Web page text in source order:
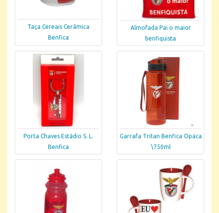
Taça Cereais Cerâmica
Benfica
Almofada Pai o maior
benfiquista
Porta Chaves Estádio S. L.
Benfica
Garrafa Tritan Benfica Opaca
\750ml